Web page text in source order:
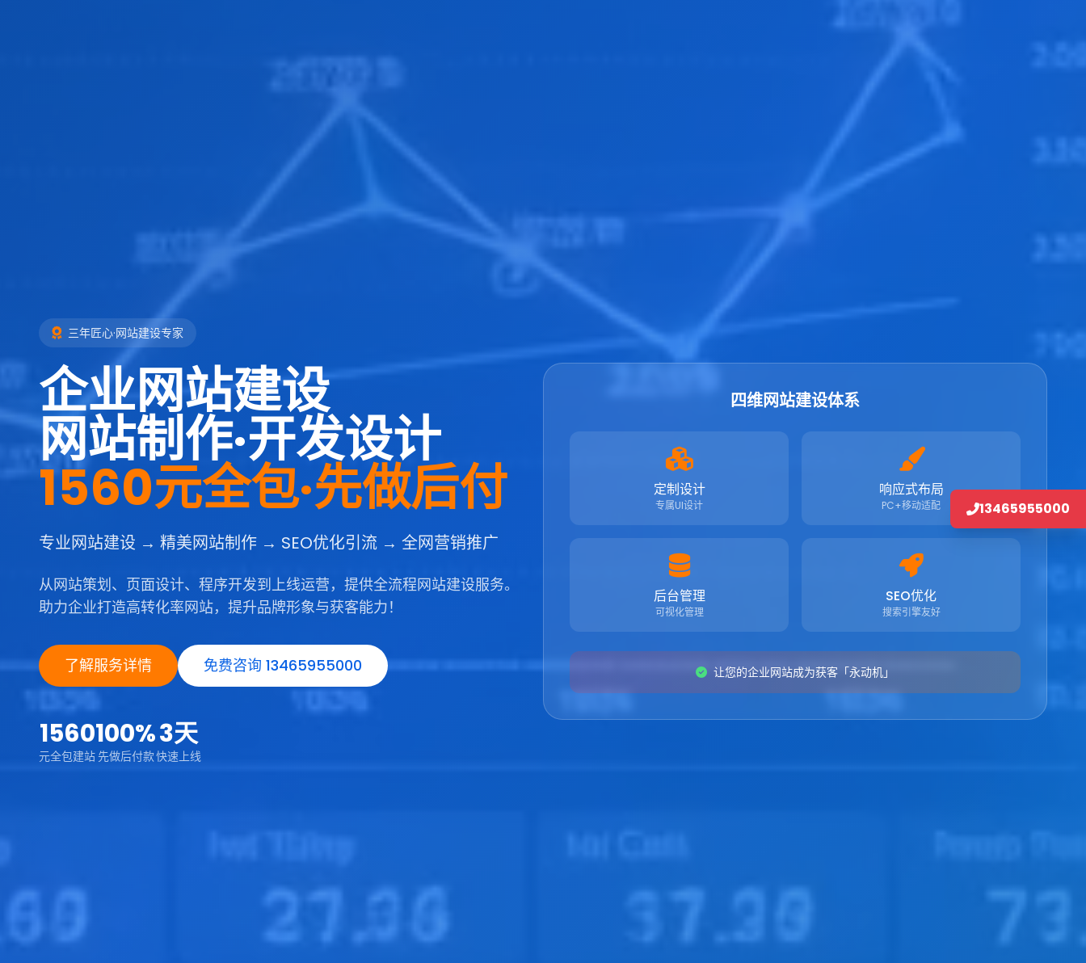
三年匠心·网站建设专家
企业网站建设
网站制作·开发设计
1560元全包·先做后付
专业网站建设 → 精美网站制作 → SEO优化引流 → 全网营销推广
从网站策划、页面设计、程序开发到上线运营，提供全流程网站建设服务。
助力企业打造高转化率网站，提升品牌形象与获客能力！
了解服务详情 免费咨询 13465955000
1560
元全包建站
100%
先做后付款
3天
快速上线
四维网站建设体系
定制设计
专属UI设计
响应式布局
PC+移动适配
后台管理
可视化管理
SEO优化
搜索引擎友好
让您的企业网站成为获客「永动机」
13465955000